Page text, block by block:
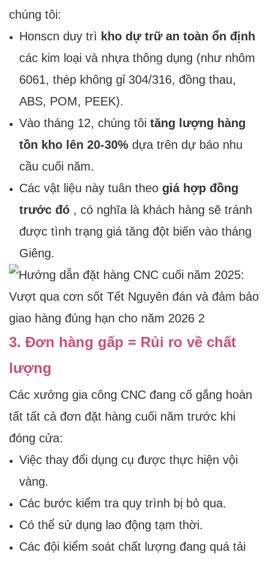
chúng tôi:
Honscn duy trì kho dự trữ an toàn ổn định
các kim loại và nhựa thông dụng (như nhôm
6061, thép không gỉ 304/316, đồng thau,
ABS, POM, PEEK).
Vào tháng 12, chúng tôi tăng lượng hàng
tồn kho lên 20-30%dựa trên dự báo nhu
cầu cuối năm.
Các vật liệu này tuân theo giá hợp đồng
trước đó, có nghĩa là khách hàng sẽ tránh
được tình trạng giá tăng đột biến vào tháng
Giêng.
3. Đơn hàng gấp = Rủi ro về chất
lượng
Các xưởng gia công CNC đang cố gắng hoàn
tất tất cả đơn đặt hàng cuối năm trước khi
đóng cửa:
Việc thay đổi dụng cụ được thực hiện vội
vàng.
Các bước kiểm tra quy trình bị bỏ qua.
Có thể sử dụng lao động tạm thời.
Các đội kiểm soát chất lượng đang quá tải